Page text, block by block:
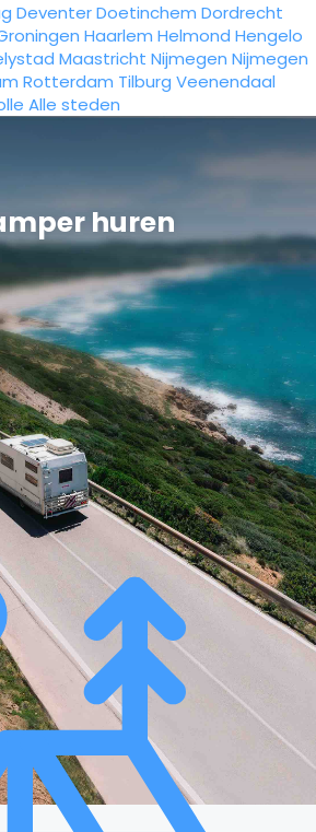
DeventerDoetinchem Dordrecht
Haarlem Helmond Hengelo
Maastricht Nijmegen Nijmegen
Rotterdam Tilburg Veenendaal
Alle steden
huren